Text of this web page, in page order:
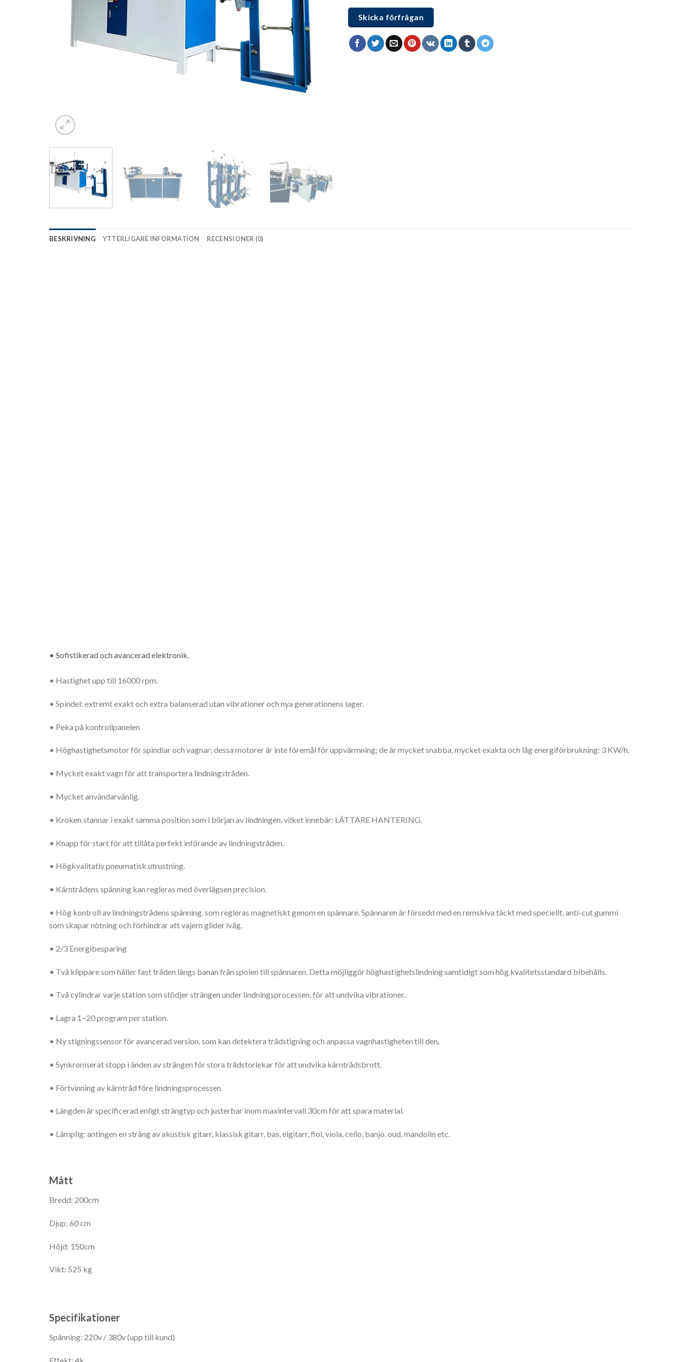
Skicka förfrågan
BESKRIVNING YTTERLIGARE INFORMATION RECENSIONER (0)
• Sofistikerad och avancerad elektronik.
• Hastighet upp till 16000 rpm.
• Spindel: extremt exakt och extra balanserad utan vibrationer och nya generationens lager.
• Peka på kontrollpanelen
• Höghastighetsmotor för spindlar och vagnar; dessa motorer är inte föremål för uppvärmning; de är mycket snabba, mycket exakta och låg energiförbrukning: 3 KW/h.
• Mycket exakt vagn för att transportera lindningstråden.
• Mycket användarvänlig.
• Kroken stannar i exakt samma position som i början av lindningen, vilket innebär: LÄTTARE HANTERING.
• Knapp för start för att tillåta perfekt införande av lindningstråden.
• Högkvalitativ pneumatisk utrustning.
• Kärntrådens spänning kan regleras med överlägsen precision.
• Hög kontroll av lindningstrådens spänning, som regleras magnetiskt genom en spännare. Spännaren är försedd med en remskiva täckt med speciellt, anti-cut gummi
som skapar nötning och förhindrar att vajern glider iväg.
• 2/3 Energibesparing
• Två klippare som håller fast tråden längs banan från spolen till spännaren. Detta möjliggör höghastighetslindning samtidigt som hög kvalitetsstandard bibehålls.
• Två cylindrar varje station som stödjer strängen under lindningsprocessen, för att undvika vibrationer.
• Lagra 1~20 program per station.
• Ny stigningssensor för avancerad version, som kan detektera trådstigning och anpassa vagnhastigheten till den.
• Synkroniserat stopp i änden av strängen för stora trådstorlekar för att undvika kärntrådsbrott.
• Förtvinning av kärntråd före lindningsprocessen.
• Längden är specificerad enligt strängtyp och justerbar inom maxintervall 30cm för att spara material.
• Lämplig: antingen en sträng av akustisk gitarr, klassisk gitarr, bas, elgitarr, fiol, viola, cello, banjo, oud, mandolin etc.
Mått
Bredd: 200cm
Djup: 60 cm
Höjd: 150cm
Vikt: 525 kg
Specifikationer
Spänning: 220v / 380v (upp till kund)